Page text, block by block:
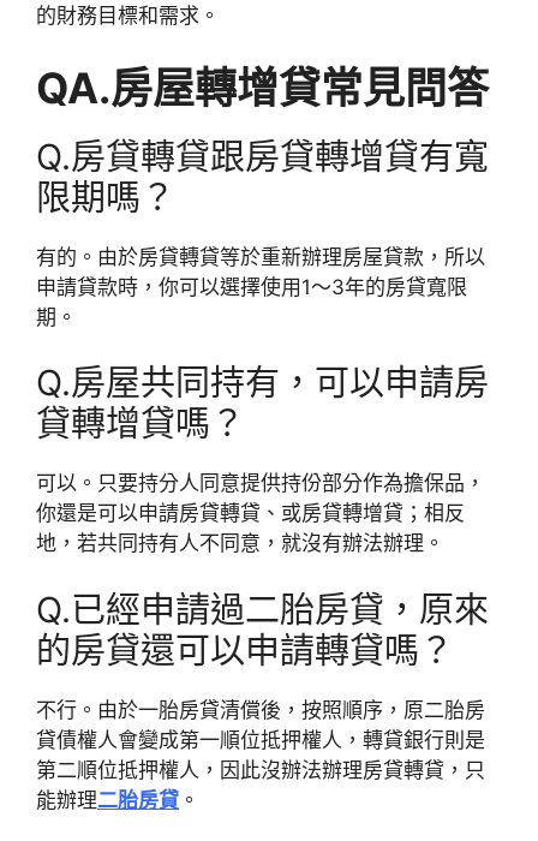
的財務目標和需求。
QA.房屋轉增貸常見問答
Q.房貸轉貸跟房貸轉增貸有寬
限期嗎？
有的。由於房貸轉貸等於重新辦理房屋貸款，所以
申請貸款時，你可以選擇使用1～3年的房貸寬限
期。
Q.房屋共同持有，可以申請房
貸轉增貸嗎？
可以。只要持分人同意提供持份部分作為擔保品，
你還是可以申請房貸轉貸、或房貸轉增貸；相反
地，若共同持有人不同意，就沒有辦法辦理。
Q.已經申請過二胎房貸，原來
的房貸還可以申請轉貸嗎？
不行。由於一胎房貸清償後，按照順序，原二胎房
貸債權人會變成第一順位抵押權人，轉貸銀行則是
第二順位抵押權人，因此沒辦法辦理房貸轉貸，只
能辦理二胎房貸 。